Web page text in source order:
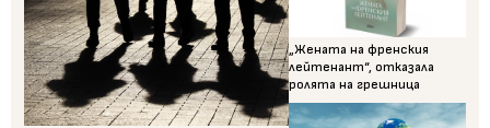
„Жената на френския
лейтенант“, отказала
ролята на грешница